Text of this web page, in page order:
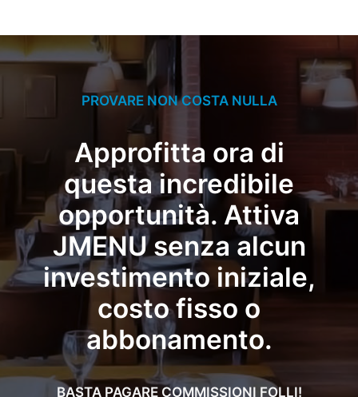
PROVARE NON COSTA NULLA
Approfitta ora di
questa incredibile
opportunità. Attiva
JMENU senza alcun
investimento iniziale,
costo fisso o
abbonamento.
BASTA PAGARE COMMISSIONI FOLLI!